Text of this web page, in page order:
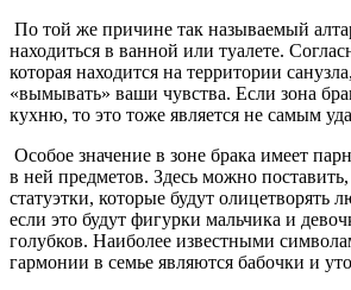
По той же причине так называемый
находиться в ванной или туалете.
которая находится на территории
«вымывать» ваши чувства. Если зона
кухню, то это тоже является не самым
Особое значение в зоне брака имеет
в ней предметов. Здесь можно
статуэтки, которые будут олицетворять
если это будут фигурки мальчика и
голубков. Наиболее известными
гармонии в семье являются бабочки и